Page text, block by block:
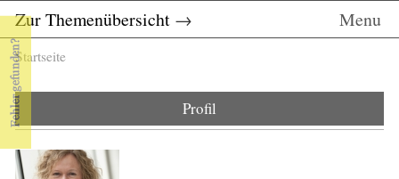
Zur Themenübersicht → Menu
Sie sind hier
Startseite
Profil